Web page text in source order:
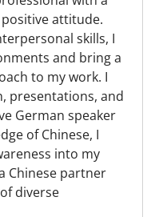
attitude.
skills, I
and bring a
to my work. I
presentations, and
German speaker
of Chinese, I
into my
Chinese partner
diverse